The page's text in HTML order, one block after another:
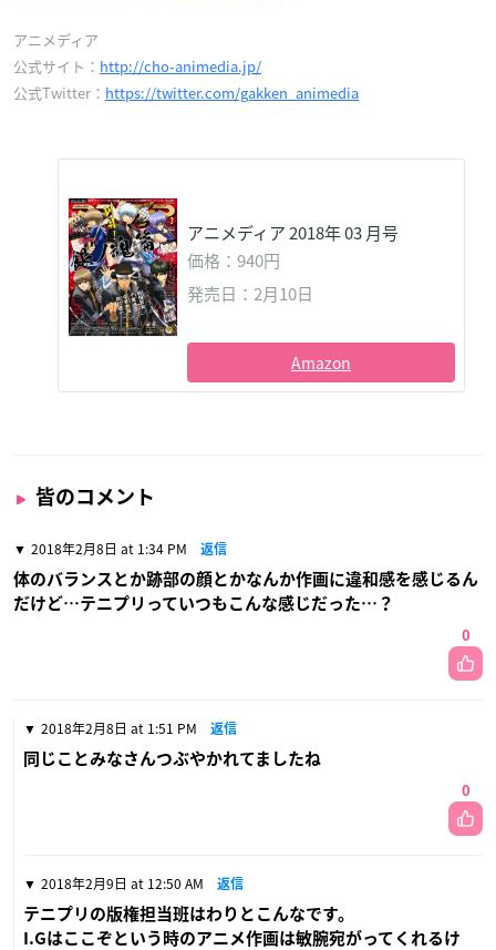
アニメディア
公式サイト： http://cho-animedia.jp/
公式Twitter： https://twitter.com/gakken_animedia
アニメディア 2018年 03 月号
価格：940円
発売日：2月10日
Amazon
皆のコメント
2018年2月8日 at 1:34 PM 返信
体のバランスとか跡部の顔とかなんか作画に違和感を感じるん
だけど…テニプリっていつもこんな感じだった…？
0
2018年2月8日 at 1:51 PM 返信
同じことみなさんつぶやかれてましたね
0
2018年2月9日 at 12:50 AM 返信
テニプリの版権担当班はわりとこんなです。
I.Gはここぞという時のアニメ作画は敏腕宛がってくれるけ